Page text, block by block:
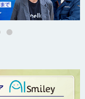
ンサルティング